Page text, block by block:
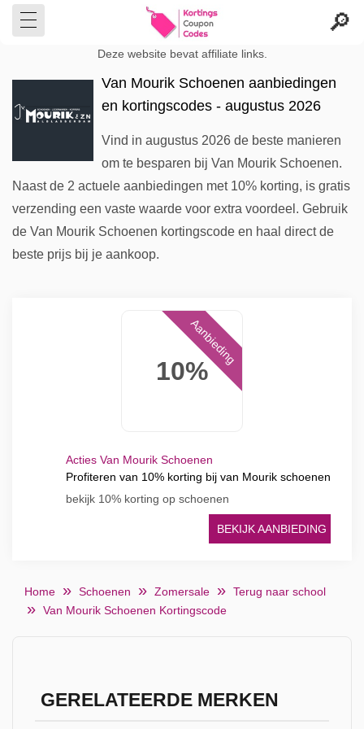
Deze website bevat affiliate links.
Van Mourik Schoenen aanbiedingen
en kortingscodes - augustus 2026
Vind in augustus 2026 de beste manieren
om te besparen bij Van Mourik Schoenen.
Naast de 2 actuele aanbiedingen met 10% korting, is gratis
verzending een vaste waarde voor extra voordeel. Gebruik
de Van Mourik Schoenen kortingscode en haal direct de
beste prijs bij je aankoop.
10%
Aanbieding
Acties Van Mourik Schoenen
Profiteren van 10% korting bij van Mourik schoenen
bekijk 10% korting op schoenen
BEKIJK AANBIEDING
Home Schoenen Zomersale
Terug naar school
Van Mourik Schoenen Kortingscode
GERELATEERDE MERKEN